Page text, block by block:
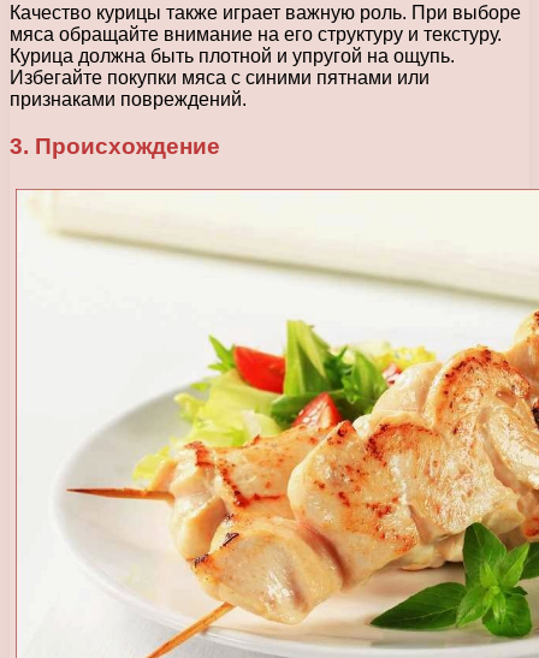
Качество курицы также играет важную роль. При выборе
мяса обращайте внимание на его структуру и текстуру.
Курица должна быть плотной и упругой на ощупь.
Избегайте покупки мяса с синими пятнами или
признаками повреждений.
3. Происхождение